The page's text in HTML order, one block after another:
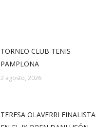
TORNEO CLUB TENIS
PAMPLONA
2 agosto, 2026
TERESA OLAVERRI FINALISTA